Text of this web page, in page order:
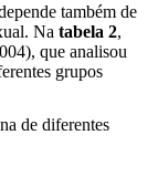
também de
Na tabela 2,
que analisou
grupos
de diferentes